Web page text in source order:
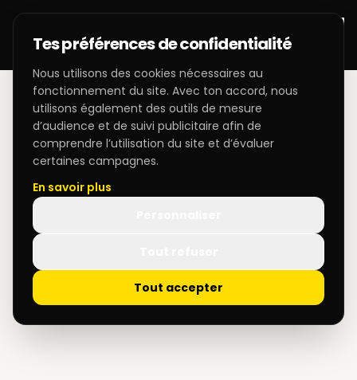
Tes préférences de confidentialité
Nous utilisons des cookies nécessaires au
fonctionnement du site. Avec ton accord, nous
utilisons également des outils de mesure
d’audience et de suivi publicitaire afin de
comprendre l’utilisation du site et d’évaluer
certaines campagnes.
En savoir plus
Tout accepter